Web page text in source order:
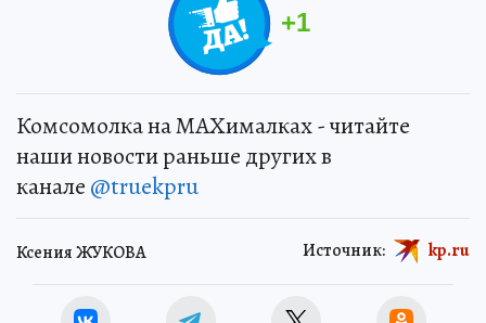
+1
Комсомолка на MAXималках - читайте
наши новости раньше других в
канале @truekpru
Ксения ЖУКОВА Источник: kp.ru